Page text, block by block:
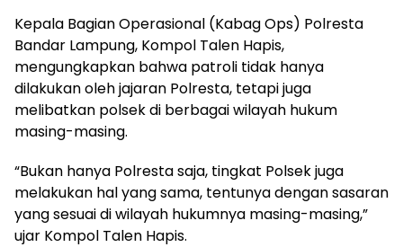
Kepala Bagian Operasional (Kabag Ops) Polresta
Bandar Lampung, Kompol Talen Hapis,
mengungkapkan bahwa patroli tidak hanya
dilakukan oleh jajaran Polresta, tetapi juga
melibatkan polsek di berbagai wilayah hukum
masing-masing.
“Bukan hanya Polresta saja, tingkat Polsek juga
melakukan hal yang sama, tentunya dengan sasaran
yang sesuai di wilayah hukumnya masing-masing,”
ujar Kompol Talen Hapis.